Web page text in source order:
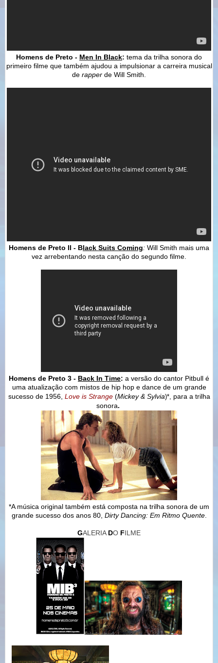
Homens de Preto - Men In Black: tema da trilha sonora do
primeiro filme que também ajudou a impulsionar a carreira musical
de rapper de Will Smith.
Homens de Preto II - Black Suits Coming: Will Smith mais uma
vez arrebentando nesta canção do segundo filme.
Homens de Preto 3 - Back In Time: a versão do cantor Pitbull é
uma atualização com mistos de hip hop e dance de um grande
sucesso de 1956, Love is Strange(Mickey & Sylvia)*, para a trilha
sonora.
*A música original também está composta na trilha sonora de um
grande sucesso dos anos 80, Dirty Dancing: Em Ritmo Quente.
GALERIA DO FILME